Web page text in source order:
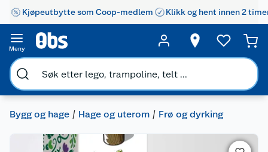
Kjøpeutbytte som Coop-medlem Klikk og hent innen 2
Meny
Bygg og hage Hage og uterom Frø og dyrking